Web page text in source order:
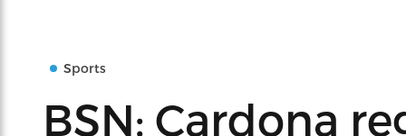
Sports
BSN: Cardona